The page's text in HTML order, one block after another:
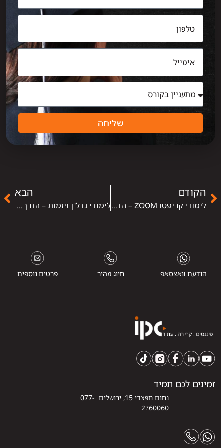
שליחה
הקודם
לימודי קריפטו ZOOM – הדרך הנוחה והמקצועית להיכנס לעולם המטבעות הדיגיטליים
הבא
לימודי נדל"ן ויזמות – הדרך להיכנס לעולם ההשקעות, העסקאות והיזמות בנכסים
הודעת וואצסאפ חיוג מהיר פרטים נוספים
זמינים לכם תמיד
נחום חפצדי 15, ירושלים 077-
2760060